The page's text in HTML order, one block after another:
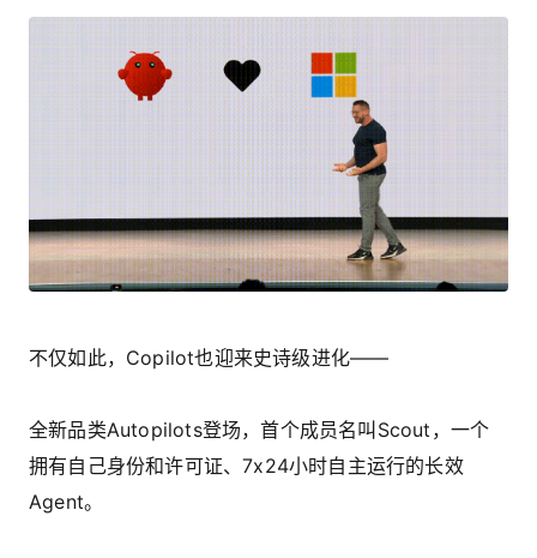
不仅如此，Copilot也迎来史诗级进化——
全新品类Autopilots登场，首个成员名叫Scout，一个
拥有自己身份和许可证、7x24小时自主运行的长效
Agent。